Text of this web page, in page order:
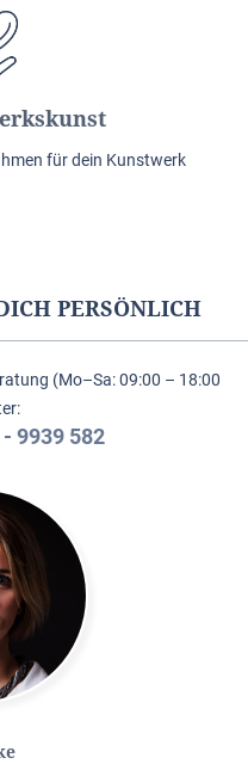
für dein Kunstwerk
PERSÖNLICH
(Mo–Sa: 09:00 – 18:00
9939 582